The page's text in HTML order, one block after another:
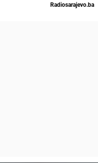
Radiosarajevo.ba